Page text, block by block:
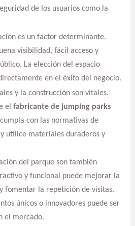
de los usuarios como la
es un factor determinante.
visibilidad, fácil acceso y
La elección del espacio
en el éxito del negocio.
y la construcción son vitales.
el fabricante de jumping parks
con las normativas de
utilice materiales duraderos y
del parque son también
y funcional puede mejorar la
fomentar la repetición de visitas.
únicos o innovadores puede ser
el mercado.